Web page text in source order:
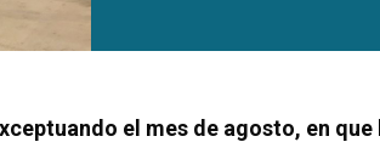
el mes de agosto, en que